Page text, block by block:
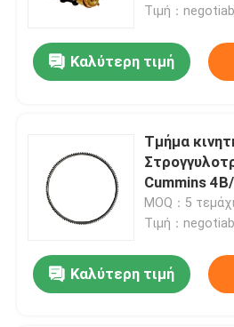
Τιμή：
Καλύτερη τιμή
Τμήμα
Cummins
MOQ：5
Τιμή：
Καλύτερη τιμή